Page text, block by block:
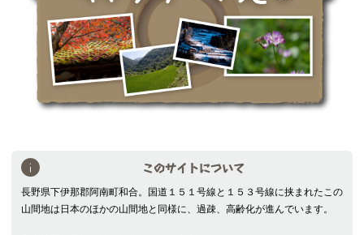
このサイトについて
長野県下伊那郡阿南町和合。国道１５１号線と１５３号線に挟まれたこの
山間地は日本のほかの山間地と同様に、過疎、高齢化が進んでいます。